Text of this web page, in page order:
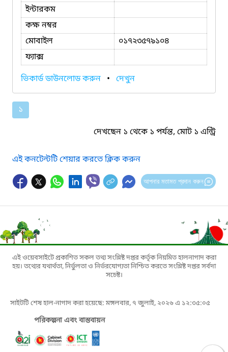
ইন্টারকম
কক্ষ নম্বর
মোবাইল
০১৭২৩৫৭৯১০৪
ফ্যাক্স
ভিকার্ড ডাউনলোড করুন • দেখুন
১
দেখছেন ১ থেকে ১ পর্যন্ত, মোট ১ এন্ট্রি
এই কনটেন্টটি শেয়ার করতে ক্লিক করুন
আপনার মতামত প্রদান করুন
এই ওয়েবসাইটে প্রকাশিত সকল তথ্য সংশ্লিষ্ট দপ্তর কর্তৃক নিয়মিত হালনাগাদ করা
হয়। তথ্যের যথার্থতা, নির্ভুলতা ও নির্ভরযোগ্যতা নিশ্চিত করতে সংশ্লিষ্ট দপ্তর সর্বদা
সচেষ্ট।
সাইটটি শেষ হাল-নাগাদ করা হয়েছে: মঙ্গলবার, ৭ জুলাই, ২০২৬ এ ১২:৩৫:০৫
পরিকল্পনা এবং বাস্তবায়ন